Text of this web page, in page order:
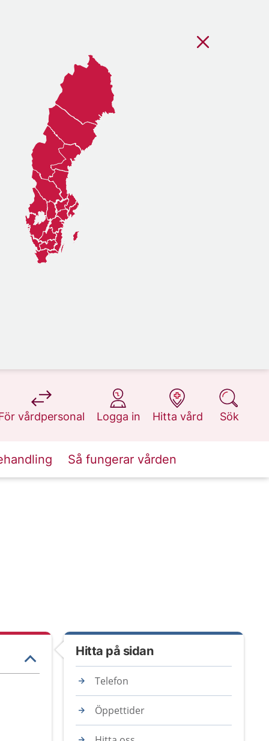
vårdpersonal
på 1177.se
Logga in
på 1177.se
Hitta vård
på 1177.se
Sök
på 1177.se
Så fungerar vården
Hitta på sidan
Telefon
Öppettider